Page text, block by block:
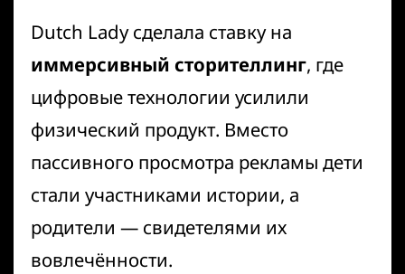
Dutch Lady сделала ставку на
иммерсивный сторителлинг, где
цифровые технологии усилили
физический продукт. Вместо
пассивного просмотра рекламы дети
стали участниками истории, а
родители — свидетелями их
вовлечённости.